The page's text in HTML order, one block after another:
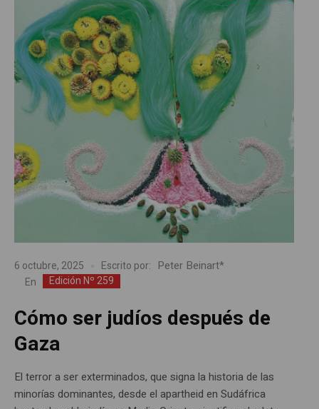
6 octubre, 2025 Escrito por: Peter Beinart*
En Edición Nº 259
Cómo ser judíos después de
Gaza
El terror a ser exterminados, que signa la historia de las
minorías dominantes, desde el apartheid en Sudáfrica